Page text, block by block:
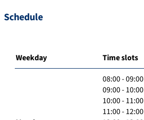
Schedule
Weekday Time slots
08:00 - 09:00
09:00 - 10:00
10:00 - 11:00
11:00 - 12:00